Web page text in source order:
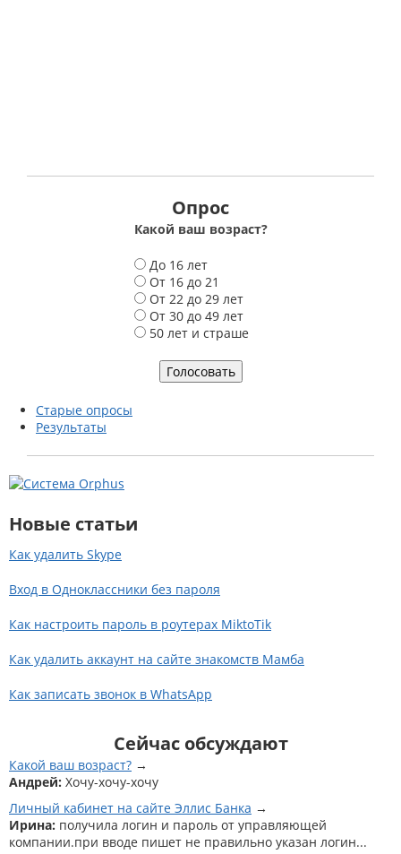
Опрос
Какой ваш возраст?
В
а
р
и
а
До 16 лет
От 16 до 21
От 22 до 29 лет
От 30 до 49 лет
50 лет и страше
Старые опросы
Результаты
Новые статьи
Как удалить Skype
Вход в Одноклассники без пароля
Как настроить пароль в роутерах MiktoTik
Как удалить аккаунт на сайте знакомств Мамба
Как записать звонок в WhatsApp
Сейчас обсуждают
Какой ваш возраст?
Андрей: Хочу-хочу-хочу
Личный кабинет на сайте Эллис Банка
Ирина: получила логин и пароль от управляющей
компании.при вводе пишет не правильно указан логин...